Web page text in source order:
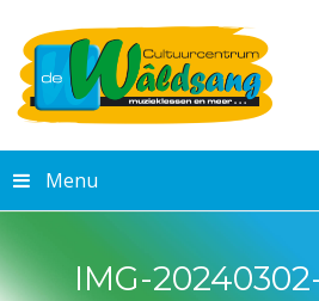
Menu
IMG-